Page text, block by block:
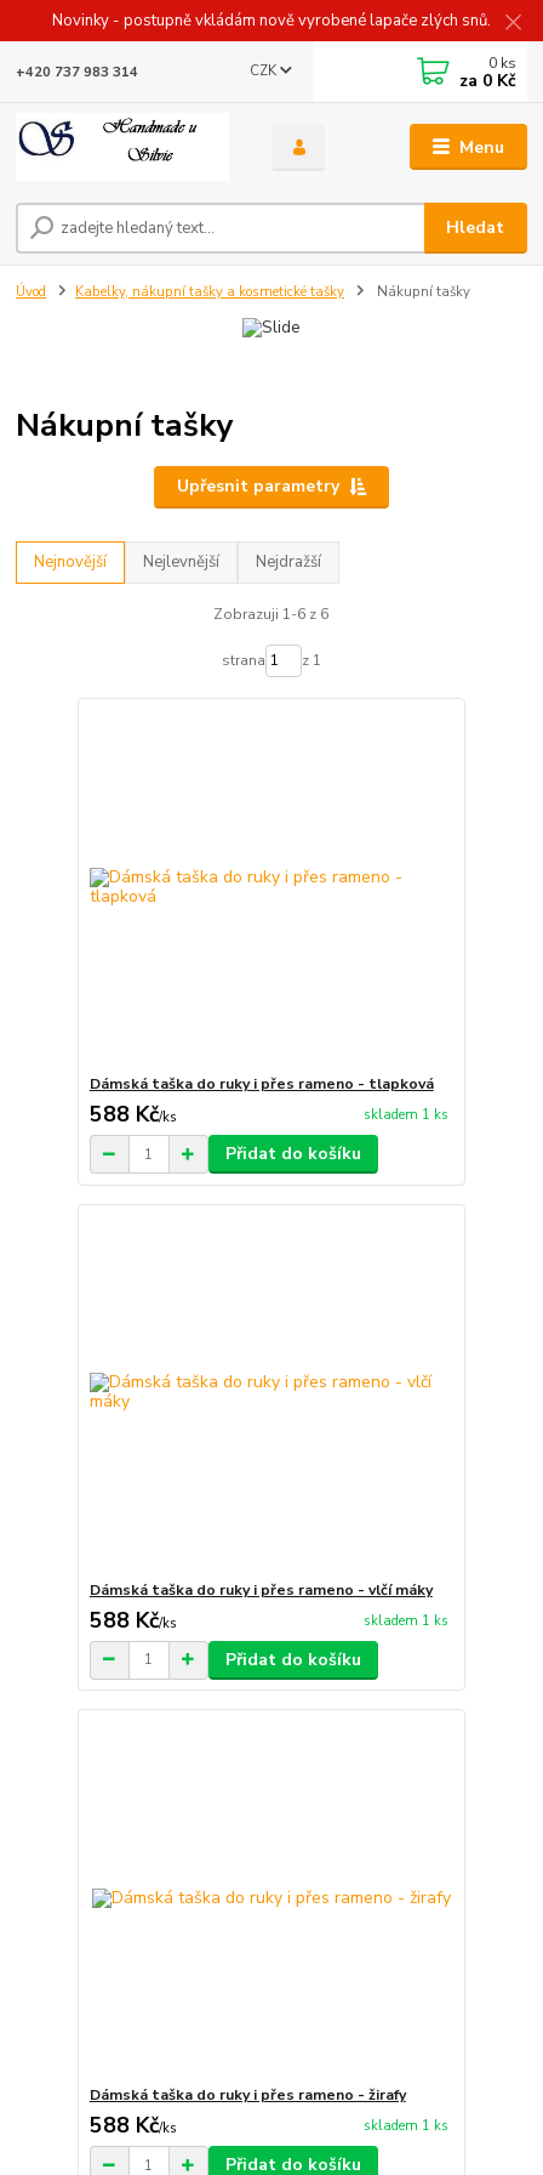
Novinky - postupně vkládám nově vyrobené lapače zlých snů.
Menu
CZK
Hledat
+420 737 983 314 0 ks
za 0 Kč
Úvod Kabelky, nákupní tašky a kosmetické tašky Nákupní tašky
Nákupní tašky
Upřesnit parametry
Nejnovější Nejlevnější Nejdražší
Zobrazuji 1-6 z 6
strana z 1
Dámská taška do ruky i přes rameno - tlapková
588 Kč/ks skladem 1 ks
Přidat do košíku
Dámská taška do ruky i přes rameno - vlčí máky
588 Kč/ks skladem 1 ks
Přidat do košíku
Dámská taška do ruky i přes rameno - žirafy
588 Kč/ks skladem 1 ks
Přidat do košíku